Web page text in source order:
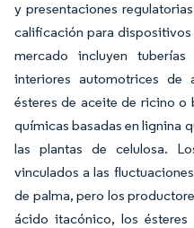
y presentaciones
calificación para
mercado incluyen
interiores automotrices de
ésteres de aceite de ricino o
químicas basadas en lignina
las plantas de celulosa.
vinculados a las
de palma, pero los
ácido itacónico, los